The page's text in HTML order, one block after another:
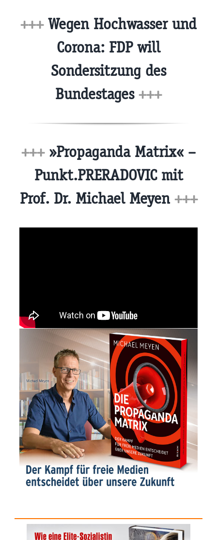
+++Wegen Hochwasser und
Corona: FDP will
Sondersitzung des
Bundestages +++
+++»Propaganda Matrix« –
Punkt.PRERADOVIC mit
Prof. Dr. Michael Meyen +++